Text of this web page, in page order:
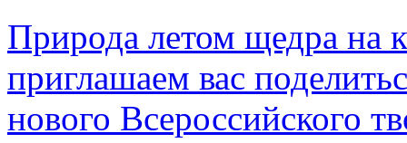
Природа летом щедра на
приглашаем вас
нового Всероссийского